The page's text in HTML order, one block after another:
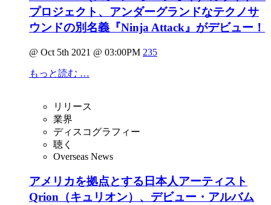
プロジェクト、アンダーグランドなテクノサ
ウンドの別名義『Ninja Attack』がデビュー！
@ Oct 5th 2021 @ 03:00PM 235
もっと読む …
リリース
業界
ディスコグラフィー
聴く
Overseas News
アメリカを拠点とする日本人アーティスト
Qrion（キュリオン）、デビュー・アルバム